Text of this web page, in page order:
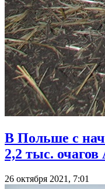
В Польше с
2,2 тыс.
26 октября 2021, 7:01